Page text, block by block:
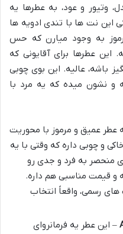
وتیور و عود، به عطرها یه
این نت ها با تندی ادویه ها
به وجود میارن که حس
این عطرها برای آقایونی که
باشه، عالیه. این بوی چوبی
و نشون میده که یه مرد با
عطر عمیق و مرموز با محوریت
و چوبی داره که وقتی با یه
منحصر به فرد و جدی رو
و قیمت مناسبی هم داره.
رسمی، واقعاً انتخاب
– این عطر یه فرمانروای